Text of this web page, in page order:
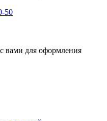
50
вами для оформления